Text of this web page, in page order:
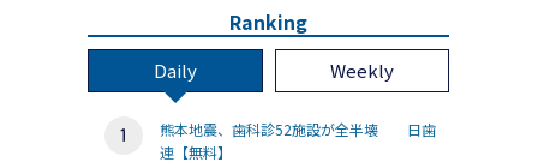
Ranking
Daily Weekly
熊本地震、歯科診52施設が全半壊 日歯
連【無料】